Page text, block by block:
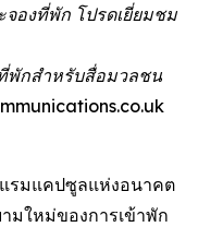
องที่พัก โปรดเยี่ยมชม
พักสำหรับสื่อมวลชน
รมแคปซูลแห่งอนาคต
มใหม่ของการเข้าพัก